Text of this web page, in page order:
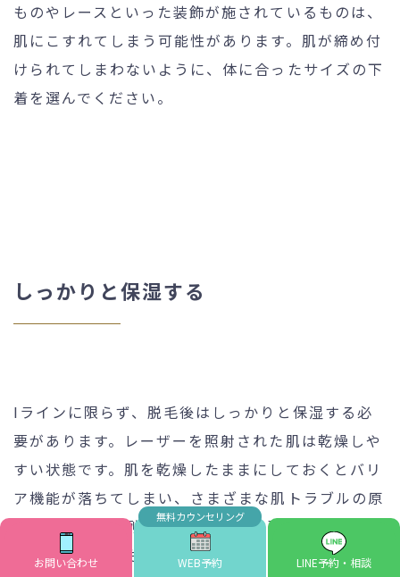
お問い合わせ WEB予約 LINE予約・相談
ものやレースといった装飾が施されているものは、
肌にこすれてしまう可能性があります。肌が締め付
けられてしまわないように、体に合ったサイズの下
着を選んでください。
しっかりと保湿する
Iラインに限らず、脱毛後はしっかりと保湿する必
要があります。レーザーを照射された肌は乾燥しや
すい状態です。肌を乾燥したままにしておくとバリ
ア機能が落ちてしまい、さまざまな肌トラブルの原
因になります。例えば乾燥によって強いかゆみを感
じやすくなるかもしれません。